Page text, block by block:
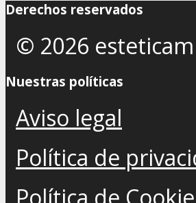
Derechos reservados
© 2026
Nuestras políticas
Aviso legal
Política de